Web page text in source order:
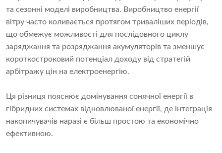
та сезонні моделі виробництва. Виробництво енергії
вітру часто коливається протягом триваліших періодів,
що обмежує можливості для послідовного циклу
заряджання та розряджання акумуляторів та зменшує
короткостроковий потенціал доходу від стратегій
арбітражу цін на електроенергію.
Ця різниця пояснює домінування сонячної енергії в
гібридних системах відновлюваної енергії, де інтеграція
накопичувачів наразі є більш простою та економічно
ефективною.